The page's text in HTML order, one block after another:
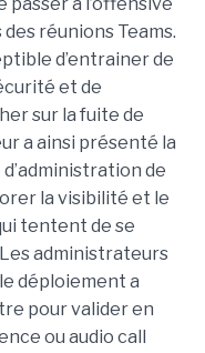
passer à l’offensive
réunions Teams.
d’entrainer de
et de
sur la fuite de
a ainsi présenté la
de
la visibilité et le
tentent de se
administrateurs
déploiement a
pour valider en
ou audio call